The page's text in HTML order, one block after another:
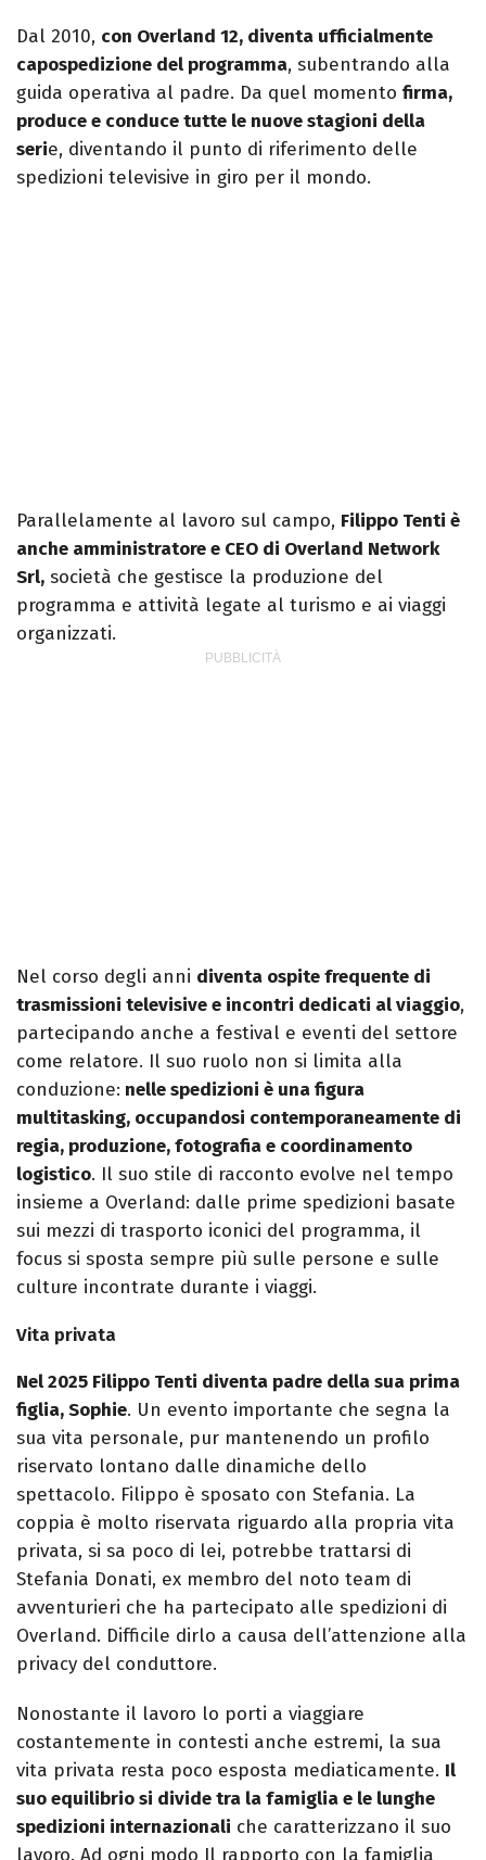
Dal 2010, con Overland 12, diventa ufficialmente
capospedizione del programma, subentrando alla
guida operativa al padre. Da quel momento firma,
produce e conduce tutte le nuove stagioni della
serie, diventando il punto di riferimento delle
spedizioni televisive in giro per il mondo.
Parallelamente al lavoro sul campo, Filippo Tenti è
anche amministratore e CEO di Overland Network
Srl, società che gestisce la produzione del
programma e attività legate al turismo e ai viaggi
organizzati.
Nel corso degli anni diventa ospite frequente di
trasmissioni televisive e incontri dedicati al viaggio,
partecipando anche a festival e eventi del settore
come relatore. Il suo ruolo non si limita alla
conduzione: nelle spedizioni è una figura
multitasking, occupandosi contemporaneamente di
regia, produzione, fotografia e coordinamento
logistico. Il suo stile di racconto evolve nel tempo
insieme a Overland: dalle prime spedizioni basate
sui mezzi di trasporto iconici del programma, il
focus si sposta sempre più sulle persone e sulle
culture incontrate durante i viaggi.
Vita privata
Nel 2025 Filippo Tenti diventa padre della sua prima
figlia, Sophie. Un evento importante che segna la
sua vita personale, pur mantenendo un profilo
riservato lontano dalle dinamiche dello
spettacolo. Filippo è sposato con Stefania. La
coppia è molto riservata riguardo alla propria vita
privata, si sa poco di lei, potrebbe trattarsi di
Stefania Donati, ex membro del noto team di
avventurieri che ha partecipato alle spedizioni di
Overland. Difficile dirlo a causa dell’attenzione alla
privacy del conduttore.
Nonostante il lavoro lo porti a viaggiare
costantemente in contesti anche estremi, la sua
vita privata resta poco esposta mediaticamente. Il
suo equilibrio si divide tra la famiglia e le lunghe
spedizioni internazionali che caratterizzano il suo